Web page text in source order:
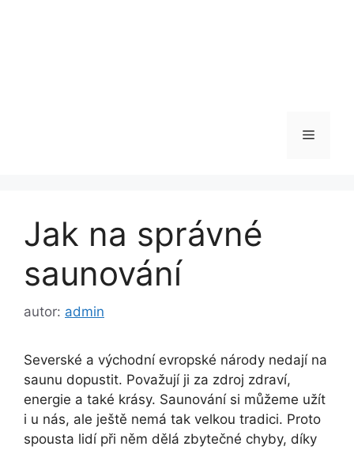
Menu
Jak na správné
saunování
autor: admin
Severské a východní evropské národy nedají na
saunu dopustit. Považují ji za zdroj zdraví,
energie a také krásy. Saunování si můžeme užít
i u nás, ale ještě nemá tak velkou tradici. Proto
spousta lidí při něm dělá zbytečné chyby, díky